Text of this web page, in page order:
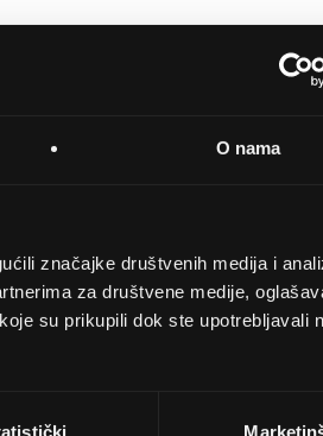
O nama
značajke društvenih medija i
za društvene medije,
su prikupili dok ste upotrebljavali
NAČINI
općom